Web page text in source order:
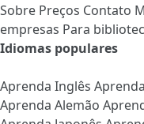
Sobre Preços Contato
empresas Para
Idiomas populares
Aprenda Inglês
Aprenda Alemão